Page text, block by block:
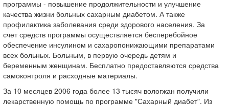
программы - повышение продолжительности и улучшение
качества жизни больных сахарным диабетом. А также
профилактика заболевания среди здорового населения. За
счет средств программы осуществляется бесперебойное
обеспечение инсулином и сахаропонижающими препаратами
всех больных. Больным, в первую очередь детям и
беременным женщинам. Бесплатно предоставляются средства
самоконтроля и расходные материалы.
За 10 месяцев 2006 года более 13 тысяч вологжан получили
лекарственную помощь по программе "Сахарный диабет". Из